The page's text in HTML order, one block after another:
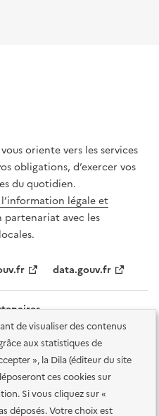
de visualiser des contenus
aux statistiques de
», la Dila (éditeur du site
ces cookies sur
Si vous cliquez sur «
déposés. Votre choix est
oriente vers les services
obligations, d’exercer vos
du quotidien.
légale et
partenariat avec les
data.gouv.fr
conforme Accessibilité des